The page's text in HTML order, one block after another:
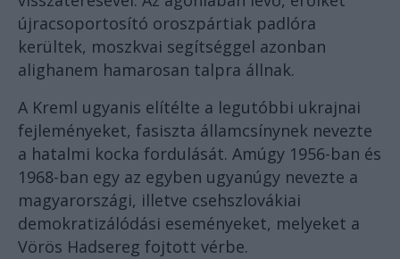
újracsoportosító oroszpártiak padlóra
kerültek, moszkvai segítséggel azonban
alighanem hamarosan talpra állnak.
A Kreml ugyanis elítélte a legutóbbi ukrajnai
fejleményeket, fasiszta államcsínynek nevezte
a hatalmi kocka fordulását. Amúgy 1956-ban és
1968-ban egy az egyben ugyanúgy nevezte a
magyarországi, illetve csehszlovákiai
demokratizálódási eseményeket, melyeket a
Vörös Hadsereg fojtott vérbe.